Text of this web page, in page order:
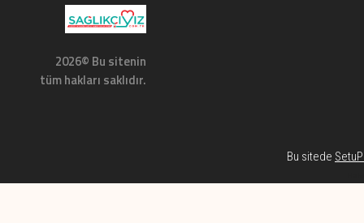
2026© Bu sitenin
tüm hakları saklıdır.
Bu sitede SetuP